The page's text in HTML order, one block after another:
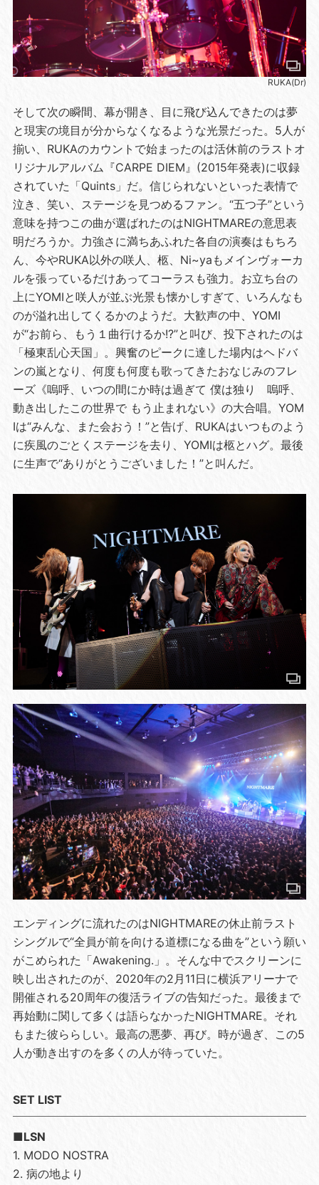
RUKA(Dr)
そして次の瞬間、幕が開き、目に飛び込んできたのは夢
と現実の境目が分からなくなるような光景だった。5人が
揃い、RUKAのカウントで始まったのは活休前のラストオ
リジナルアルバム『CARPE DIEM』(2015年発表)に収録
されていた「Quints」だ。信じられないといった表情で
泣き、笑い、ステージを見つめるファン。“五つ子”という
意味を持つこの曲が選ばれたのはNIGHTMAREの意思表
明だろうか。力強さに満ちあふれた各自の演奏はもちろ
ん、今やRUKA以外の咲人、柩、Ni~yaもメインヴォーカ
ルを張っているだけあってコーラスも強力。お立ち台の
上にYOMIと咲人が並ぶ光景も懐かしすぎて、いろんなも
のが溢れ出してくるかのようだ。大歓声の中、YOMI
が“お前ら、もう１曲行けるか!?”と叫び、投下されたのは
「極東乱心天国」。興奮のピークに達した場内はヘドバ
ンの嵐となり、何度も何度も歌ってきたおなじみのフレ
ーズ《嗚呼、いつの間にか時は過ぎて 僕は独り 嗚呼、
動き出したこの世界で もう止まれない》の大合唱。YOM
Iは“みんな、また会おう！”と告げ、RUKAはいつものよう
に疾風のごとくステージを去り、YOMIは柩とハグ。最後
に生声で“ありがとうございました！”と叫んだ。
エンディングに流れたのはNIGHTMAREの休止前ラスト
シングルで“全員が前を向ける道標になる曲を”という願い
がこめられた「Awakening.」。そんな中でスクリーンに
映し出されたのが、2020年の2月11日に横浜アリーナで
開催される20周年の復活ライブの告知だった。最後まで
再始動に関して多くは語らなかったNIGHTMARE。それ
もまた彼ららしい。最高の悪夢、再び。時が過ぎ、この5
人が動き出すのを多くの人が待っていた。
SET LIST
■LSN
1. MODO NOSTRA
2. 病の地より